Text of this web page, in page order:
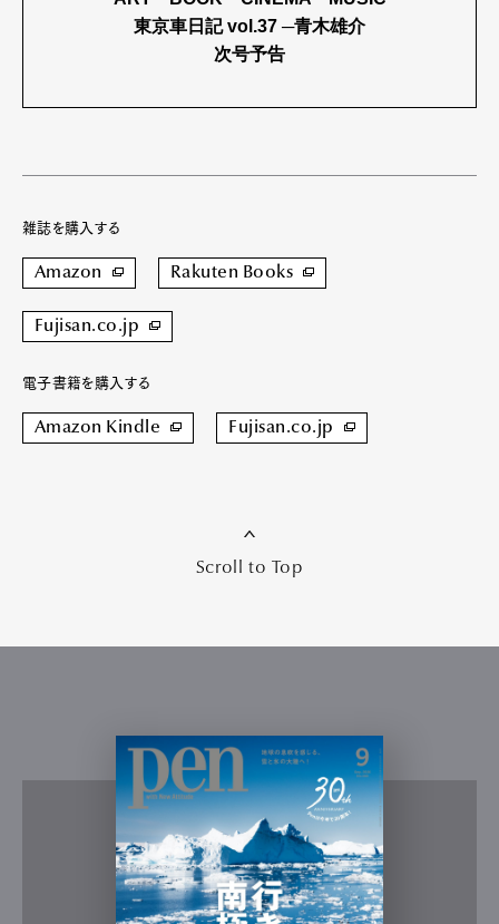
東京車日記 vol.37 ─青木雄介
次号予告
雑誌を購入する
Amazon Rakuten Books
Fujisan.co.jp
電子書籍を購入する
Amazon Kindle Fujisan.co.jp
Scroll to Top